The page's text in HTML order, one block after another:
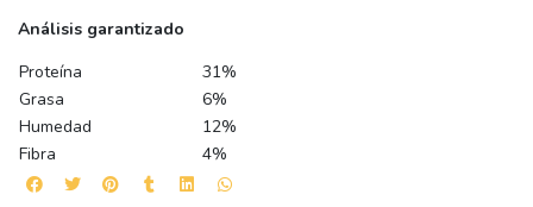
Análisis garantizado
Proteína
31%
Grasa
6%
Humedad
12%
Fibra
4%